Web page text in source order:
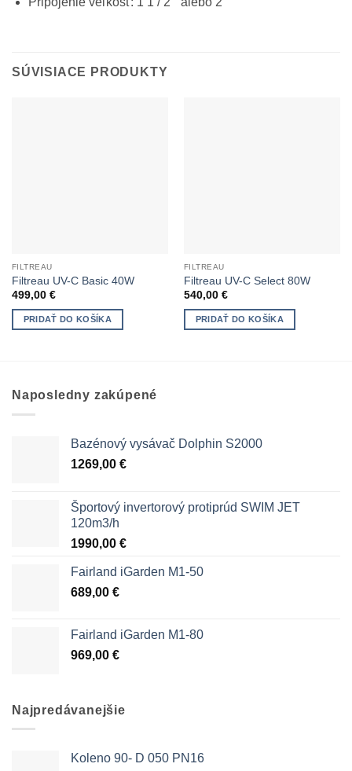
SÚVISIACE PRODUKTY
FILTREAU
Filtreau UV-C Basic 40W
499,00 €
PRIDAŤ DO KOŠÍKA
FILTREAU
Filtreau UV-C Select 80W
540,00 €
PRIDAŤ DO KOŠÍKA
Naposledny zakúpené
Bazénový vysávač Dolphin S2000
1269,00 €
Športový invertorový protiprúd SWIM JET
120m3/h
1990,00 €
Fairland iGarden M1-50
689,00 €
Fairland iGarden M1-80
969,00 €
Najpredávanejšie
Koleno 90- D 050 PN16